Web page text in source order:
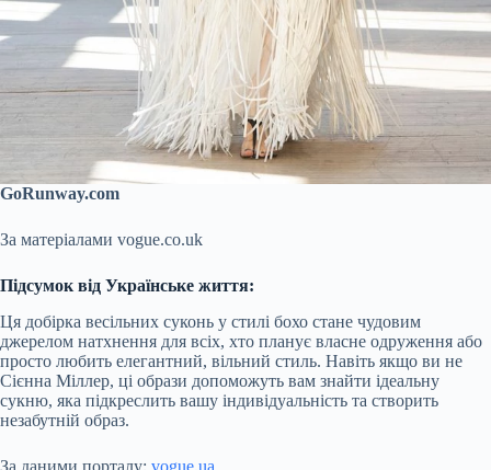
GoRunway.com
За матеріалами vogue.co.uk
Підсумок від Українське життя:
Ця добірка весільних суконь у стилі бохо стане чудовим
джерелом натхнення для всіх, хто планує власне одруження або
просто любить елегантний, вільний стиль. Навіть якщо ви не
Сієнна Міллер, ці образи допоможуть вам знайти ідеальну
сукню, яка підкреслить вашу індивідуальність та створить
незабутній образ.
За даними порталу: vogue.ua